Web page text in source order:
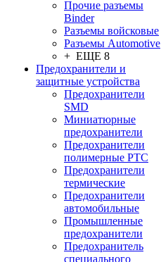
Прочие разъемы
Binder
Разъемы войсковые
Разъeмы Automotive
+ ЕЩЕ 8
Предохранители и
защитные устройства
Предохранители
SMD
Миниатюрные
предохранители
Предохранители
полимерные PTC
Предохранители
термические
Предохранители
автомобильные
Промышленные
предохранители
Предохранитель
специального